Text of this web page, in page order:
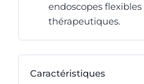
endoscopes flexibles
thérapeutiques.
Caractéristiques